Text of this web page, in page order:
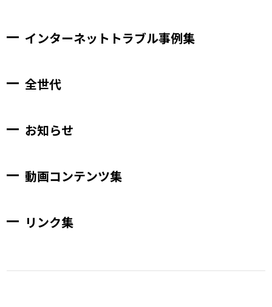
インターネットトラブル事例集
全世代
お知らせ
動画コンテンツ集
リンク集